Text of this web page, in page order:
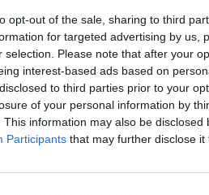
opt-out of the sale, sharing to third
for targeted advertising by us,
selection. Please note that after your
interest-based ads based on
to third parties prior to your
of your personal information by
This information may also be
Participants that may further disclose
gefällt
teilnehmen oder eigene